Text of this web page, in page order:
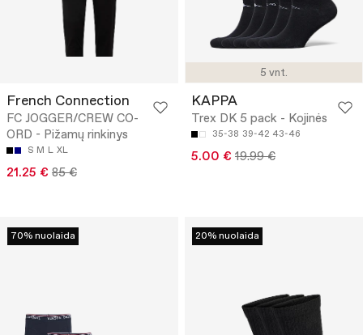
French Connection
FC JOGGER/CREW CO-
ORD - Pižamų rinkinys
S M L XL
21.25 € 85 €
5 vnt.
KAPPA
Trex DK 5 pack - Kojinės
35-38 39-42 43-46
5.00 € 19.99 €
70% nuolaida 20% nuolaida